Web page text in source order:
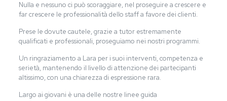
Nulla e nessuno ci può scoraggiare, nel proseguire a crescere e
far crescere le professionalità dello staff a favore dei clienti.
Prese le dovute cautele, grazie a tutor estremamente
qualificati e professionali, proseguiamo nei nostri programmi.
Un ringraziamento a Lara per i suoi interventi, competenza e
serietà, mantenendo il livello di attenzione dei partecipanti
altissimo, con una chiarezza di espressione rara.
Largo ai giovani è una delle nostre linee guida